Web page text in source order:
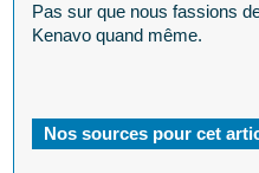
Pas sur que nous fassions
Kenavo quand même.
Nos sources pour cet